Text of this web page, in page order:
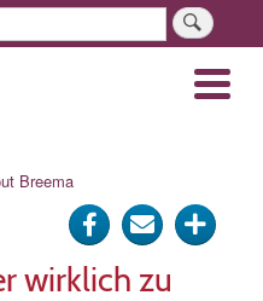
Menu
Breema
Share
on
Send Click
wirklich zu